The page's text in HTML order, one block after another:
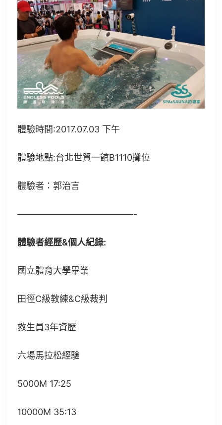
體驗時間:2017.07.03 下午
體驗地點:台北世貿一館B1110攤位
體驗者：郭治言
—————————————-
體驗者經歷&個人紀錄:
國立體育大學畢業
田徑C級教練&C級裁判
救生員3年資歷
六場馬拉松經驗
5000M 17:25
10000M 35:13